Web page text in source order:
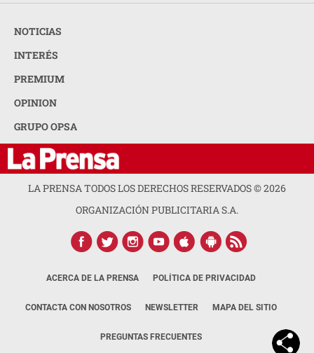
NOTICIAS
INTERÉS
PREMIUM
OPINION
GRUPO OPSA
LA PRENSA TODOS LOS DERECHOS RESERVADOS ©2026
ORGANIZACIÓN PUBLICITARIA S.A.
ACERCA DE LA PRENSA POLÍTICA DE PRIVACIDAD
CONTACTA CON NOSOTROS NEWSLETTER MAPA DEL SITIO
PREGUNTAS FRECUENTES